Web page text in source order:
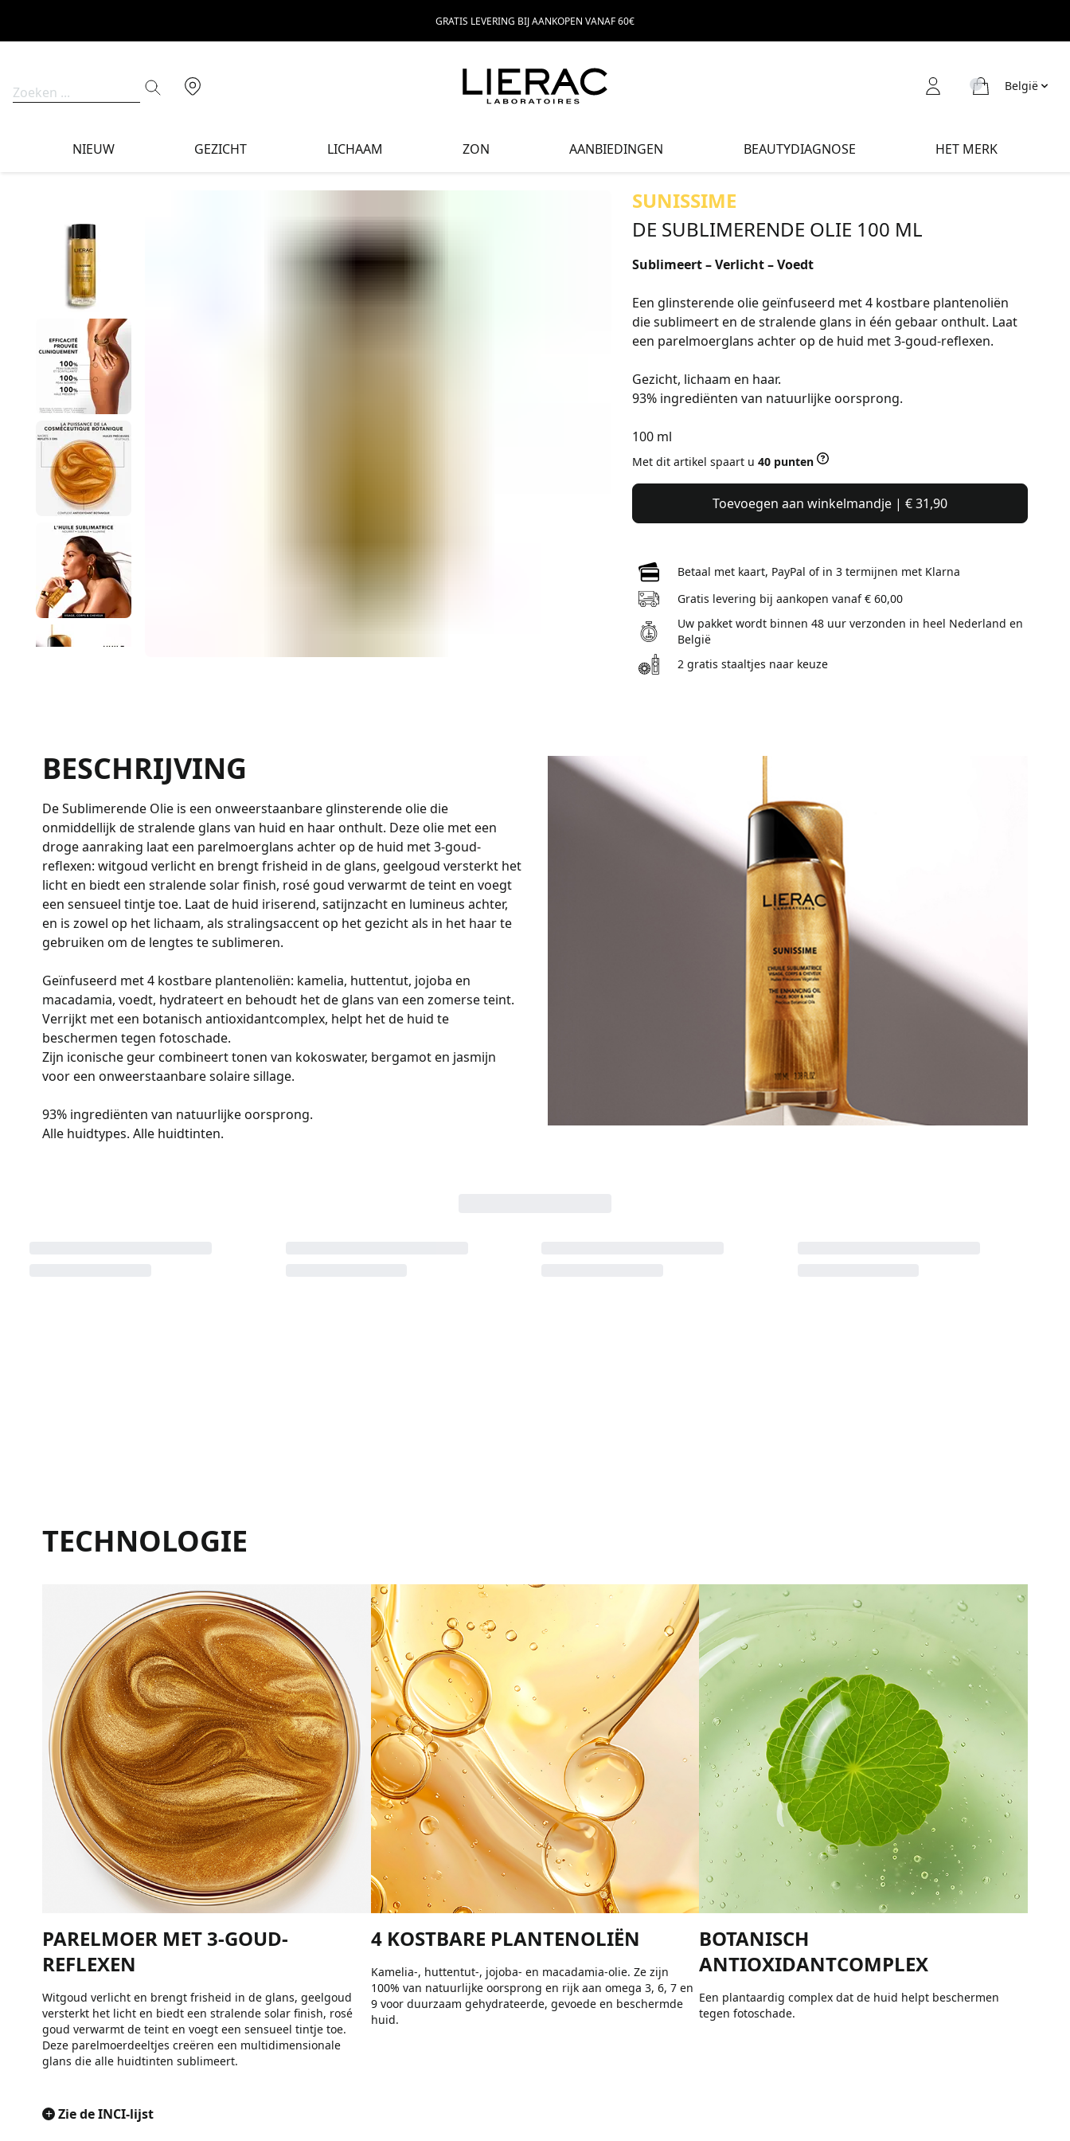
GRATIS LEVERING BIJ AANKOPEN VANAF 60€
België
NIEUW GEZICHT LICHAAM ZON AANBIEDINGEN BEAUTYDIAGNOSE HET MERK
SUNISSIME
DE SUBLIMERENDE OLIE 100 ML
Sublimeert – Verlicht – Voedt
Een glinsterende olie geïnfuseerd met 4 kostbare plantenoliën
die sublimeert en de stralende glans in één gebaar onthult. Laat
een parelmoerglans achter op de huid met 3-goud-reflexen.
Gezicht, lichaam en haar.
93% ingrediënten van natuurlijke oorsprong.
100 ml
Met dit artikel spaart u 40 punten
Toevoegen aan winkelmandje | € 31,90
Betaal met kaart, PayPal of in 3 termijnen met Klarna
Gratis levering bij aankopen vanaf € 60,00
Uw pakket wordt binnen 48 uur verzonden in heel Nederland en
België
2 gratis staaltjes naar keuze
BESCHRIJVING
De Sublimerende Olie is een onweerstaanbare glinsterende olie die
onmiddellijk de stralende glans van huid en haar onthult. Deze olie met een
droge aanraking laat een parelmoerglans achter op de huid met 3-goud-
reflexen: witgoud verlicht en brengt frisheid in de glans, geelgoud versterkt het
licht en biedt een stralende solar finish, rosé goud verwarmt de teint en voegt
een sensueel tintje toe. Laat de huid iriserend, satijnzacht en lumineus achter,
en is zowel op het lichaam, als stralingsaccent op het gezicht als in het haar te
gebruiken om de lengtes te sublimeren.
Geïnfuseerd met 4 kostbare plantenoliën: kamelia, huttentut, jojoba en
macadamia, voedt, hydrateert en behoudt het de glans van een zomerse teint.
Verrijkt met een botanisch antioxidantcomplex, helpt het de huid te
beschermen tegen fotoschade.
Zijn iconische geur combineert tonen van kokoswater, bergamot en jasmijn
voor een onweerstaanbare solaire sillage.
93% ingrediënten van natuurlijke oorsprong.
Alle huidtypes. Alle huidtinten.
TECHNOLOGIE
PARELMOER MET 3-GOUD-
REFLEXEN
Witgoud verlicht en brengt frisheid in de glans, geelgoud
versterkt het licht en biedt een stralende solar finish, rosé
goud verwarmt de teint en voegt een sensueel tintje toe.
Deze parelmoerdeeltjes creëren een multidimensionale
glans die alle huidtinten sublimeert.
4 KOSTBARE PLANTENOLIËN
Kamelia-, huttentut-, jojoba- en macadamia-olie. Ze zijn
100% van natuurlijke oorsprong en rijk aan omega 3, 6, 7 en
9 voor duurzaam gehydrateerde, gevoede en beschermde
huid.
BOTANISCH
ANTIOXIDANTCOMPLEX
Een plantaardig complex dat de huid helpt beschermen
tegen fotoschade.
+ Zie de INCI-lijst